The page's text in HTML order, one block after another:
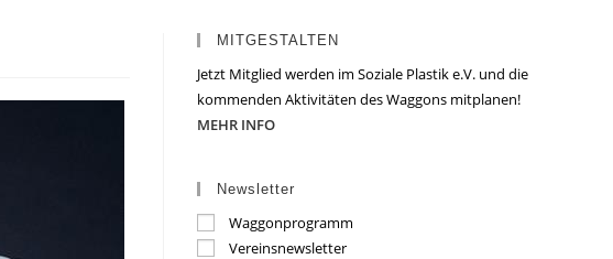
MITGESTALTEN
Jetzt Mitglied werden im Soziale Plastik e.V. und die
kommenden Aktivitäten des Waggons mitplanen!
MEHR INFO
Newsletter
Waggonprogramm
Vereinsnewsletter